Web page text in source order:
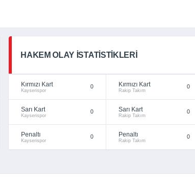
HAKEM OLAY İSTATISTIKLERI
Kırmızı Kart
Kayserispor
0 Kırmızı Kart
Rakip Takım
0
Sarı Kart
Kayserispor
0 Sarı Kart
Rakip Takım
0
Penaltı
Kayserispor
0 Penaltı
Rakip Takım
0